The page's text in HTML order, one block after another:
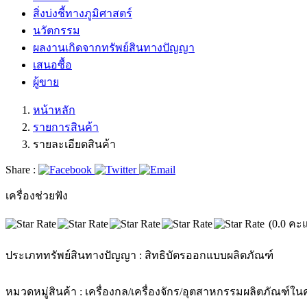
สิ่งบ่งชี้ทางภูมิศาสตร์
นวัตกรรม
ผลงานเกิดจากทรัพย์สินทางปัญญา
เสนอซื้อ
ผู้ขาย
หน้าหลัก
รายการสินค้า
รายละเอียดสินค้า
Share :
เครื่องช่วยฟัง
(0.0 คะ
ประเภททรัพย์สินทางปัญญา : สิทธิบัตรออกแบบผลิตภัณฑ์
หมวดหมู่สินค้า : เครื่องกล/เครื่องจักร/อุตสาหกรรมผลิตภัณฑ์ใน